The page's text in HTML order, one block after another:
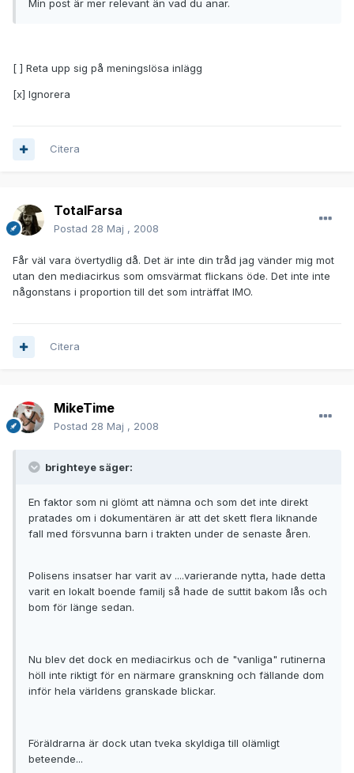
Min post är mer relevant än vad du anar.
[ ] Reta upp sig på meningslösa inlägg
[x] Ignorera
Citera
TotalFarsa
Postad 28 Maj , 2008
Får väl vara övertydlig då. Det är inte din tråd jag vänder mig mot
utan den mediacirkus som omsvärmat flickans öde. Det inte inte
någonstans i proportion till det som inträffat IMO.
Citera
MikeTime
Postad 28 Maj , 2008
brighteye säger:
En faktor som ni glömt att nämna och som det inte direkt
pratades om i dokumentären är att det skett flera liknande
fall med försvunna barn i trakten under de senaste åren.
Polisens insatser har varit av ....varierande nytta, hade detta
varit en lokalt boende familj så hade de suttit bakom lås och
bom för länge sedan.
Nu blev det dock en mediacirkus och de "vanliga" rutinerna
höll inte riktigt för en närmare granskning och fällande dom
inför hela världens granskade blickar.
Föräldrarna är dock utan tveka skyldiga till olämligt
beteende...